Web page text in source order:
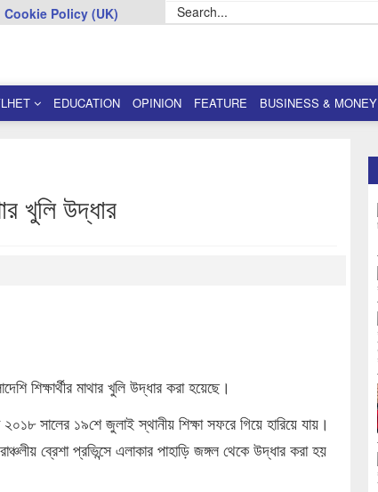
Cookie Policy (UK)
EDUCATION OPINION FEATURE BUSINESS & MONEY
খুলি উদ্ধার
শিক্ষার্থীর মাথার খুলি উদ্ধার করা হয়েছে।
সালের ১৯শে জুলাই স্থানীয় শিক্ষা সফরে গিয়ে হারিয়ে যায়।
ব্রেশা প্রভিন্সে এলাকার পাহাড়ি জঙ্গল থেকে উদ্ধার করা হয়